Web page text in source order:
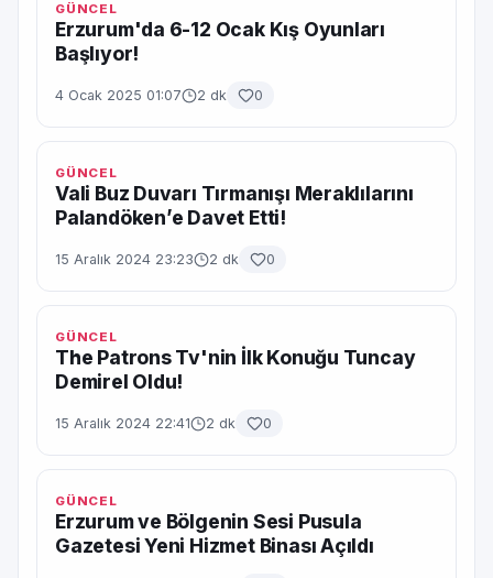
GÜNCEL
Erzurum'da 6-12 Ocak Kış Oyunları
Başlıyor!
4 Ocak 2025 01:07 2 dk 0
GÜNCEL
Vali Buz Duvarı Tırmanışı Meraklılarını
Palandöken’e Davet Etti!
15 Aralık 2024 23:23 2 dk 0
GÜNCEL
The Patrons Tv'nin İlk Konuğu Tuncay
Demirel Oldu!
15 Aralık 2024 22:41 2 dk 0
GÜNCEL
Erzurum ve Bölgenin Sesi Pusula
Gazetesi Yeni Hizmet Binası Açıldı